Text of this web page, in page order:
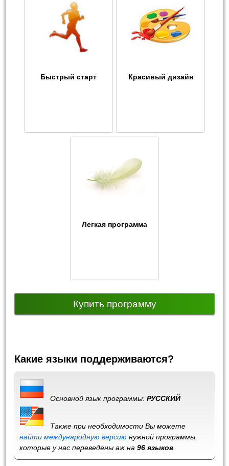
Быстрый старт Красивый дизайн
Легкая программа
Купить программу
Какие языки поддерживаются?
Основной язык программы:РУССКИЙ
Также при необходимости Вы можете
найти международную версию нужной программы,
которые у нас переведены аж на96 языков.